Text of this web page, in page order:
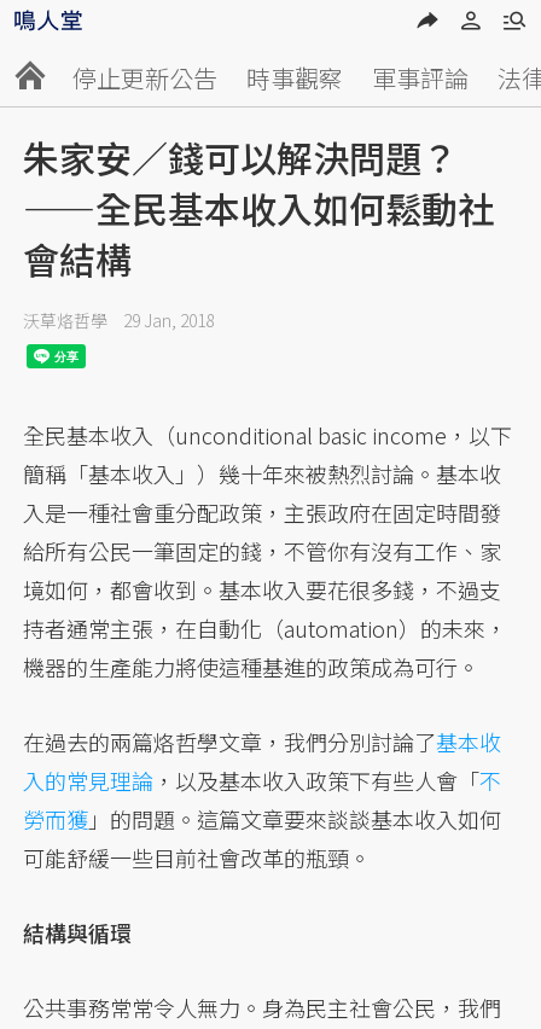
停止更新公告 時事觀察 軍事評論 法
朱家安／錢可以解決問題？
——全民基本收入如何鬆動社
會結構
沃草烙哲學 29 Jan, 2018
全民基本收入（unconditional basic income，以下
簡稱「基本收入」）幾十年來被熱烈討論。基本收
入是一種社會重分配政策，主張政府在固定時間發
給所有公民一筆固定的錢，不管你有沒有工作、家
境如何，都會收到。基本收入要花很多錢，不過支
持者通常主張，在自動化（automation）的未來，
機器的生產能力將使這種基進的政策成為可行。
在過去的兩篇烙哲學文章，我們分別討論了基本收
入的常見理論 ，以及基本收入政策下有些人會「不
勞而獲」的問題。這篇文章要來談談基本收入如何
可能舒緩一些目前社會改革的瓶頸。
結構與循環
公共事務常常令人無力。身為民主社會公民，我們